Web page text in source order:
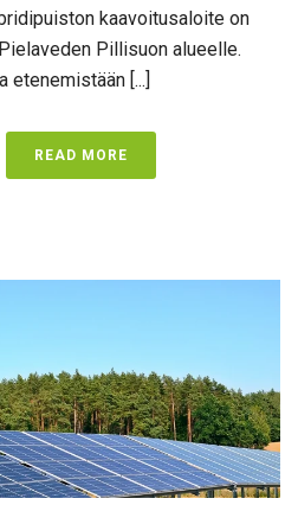
kaavoitusaloite on
Pillisuon alueelle.
etenemistään [...]
READ MORE